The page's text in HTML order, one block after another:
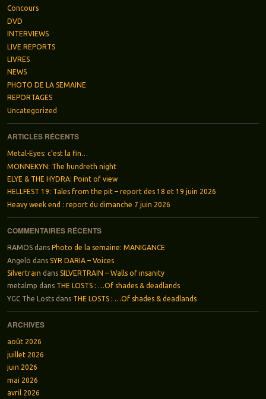
Concours
DVD
INTERVIEWS
LIVE REPORTS
LIVRES
NEWS
PHOTO DE LA SEMAINE
REPORTAGES
Uncategorized
ARTICLES RÉCENTS
Metal-Eyes: c’est la fin…
MONNEKYN: The hundreth night
ELYE & THE HYDRA: Point of view
HELLFEST 19: Tales from the pit – report des 18 et 19 juin 2026
Heavy week end : report du dimanche 7 juin 2026
COMMENTAIRES RÉCENTS
RAMOSdans Photo de la semaine: MANIGANCE
Angelo dans SYR DARIA – Voices
Silvertrain dans SILVERTRAIN – Walls of insanity
metalmp dans THE LOSTS : …Of shades & deadlands
YGC The Lostsdans THE LOSTS : …Of shades & deadlands
ARCHIVES
août 2026
juillet 2026
juin 2026
mai 2026
avril 2026